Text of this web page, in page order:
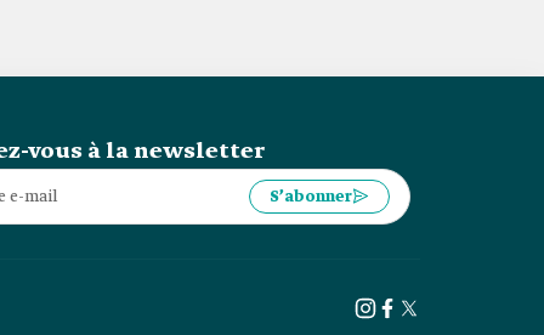
vous à la newsletter
S’abonner